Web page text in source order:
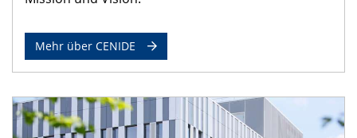
Mehr über CENIDE